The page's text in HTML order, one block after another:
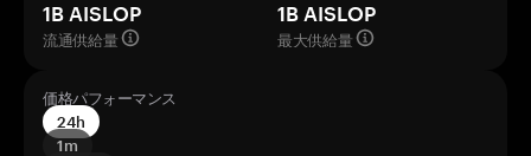
1B AISLOP
流通供給量
1B AISLOP
最大供給量
価格パフォーマンス
24h
1m